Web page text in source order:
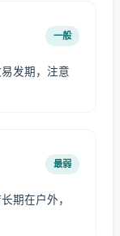
一般
发期，注意
最弱
期在户外，